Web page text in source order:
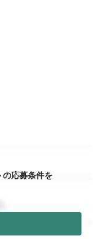
の応募条件を